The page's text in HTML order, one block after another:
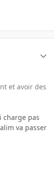
et avoir des
charge pas
va passer